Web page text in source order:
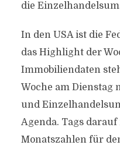
die
In den USA ist die
das Highlight der
Immobiliendaten
Woche am
und
Agenda. Tags
Monatszahlen für